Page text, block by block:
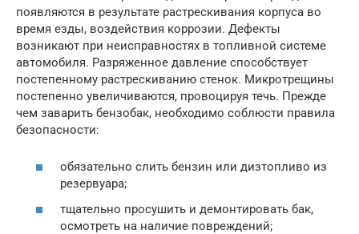
появляются в результате растрескивания корпуса во
время езды, воздействия коррозии. Дефекты
возникают при неисправностях в топливной системе
автомобиля. Разряженное давление способствует
постепенному растрескиванию стенок. Микротрещины
постепенно увеличиваются, провоцируя течь. Прежде
чем заварить бензобак, необходимо соблюсти правила
безопасности:
обязательно слить бензин или дизтопливо из
резервуара;
тщательно просушить и демонтировать бак,
осмотреть на наличие повреждений;